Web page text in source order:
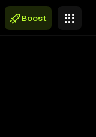
Boost